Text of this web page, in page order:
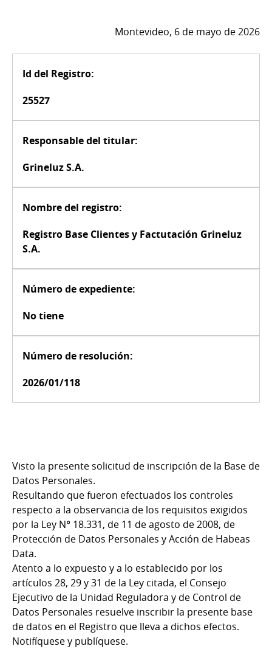
Montevideo, 6 de mayo de 2026
Id del Registro:
25527
Responsable del titular:
Grineluz S.A.
Nombre del registro:
Registro Base Clientes y Factutación Grineluz
S.A.
Número de expediente:
No tiene
Número de resolución:
2026/01/118
Visto la presente solicitud de inscripción de la Base de
Datos Personales.
Resultando que fueron efectuados los controles
respecto a la observancia de los requisitos exigidos
por la Ley N° 18.331, de 11 de agosto de 2008, de
Protección de Datos Personales y Acción de Habeas
Data.
Atento a lo expuesto y a lo establecido por los
artículos 28, 29 y 31 de la Ley citada, el Consejo
Ejecutivo de la Unidad Reguladora y de Control de
Datos Personales resuelve inscribir la presente base
de datos en el Registro que lleva a dichos efectos.
Notifíquese y publíquese.